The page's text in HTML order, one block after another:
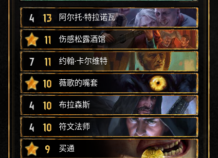
4 13 阿尔托·特拉诺瓦
11 伤感松露酒馆
7 11 约翰·卡尔维特
10 薇歌的嘴套
4 10 布拉森斯
4 10 符文法师
9 买通